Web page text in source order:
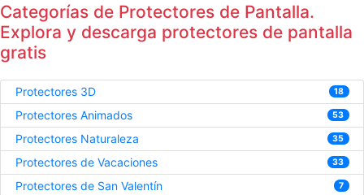
Categorías de Protectores de Pantalla.
Explora y descarga protectores de pantalla
gratis
Protectores 3D 18
Protectores Animados 53
Protectores Naturaleza 35
Protectores de Vacaciones 33
Protectores de San Valentín 7